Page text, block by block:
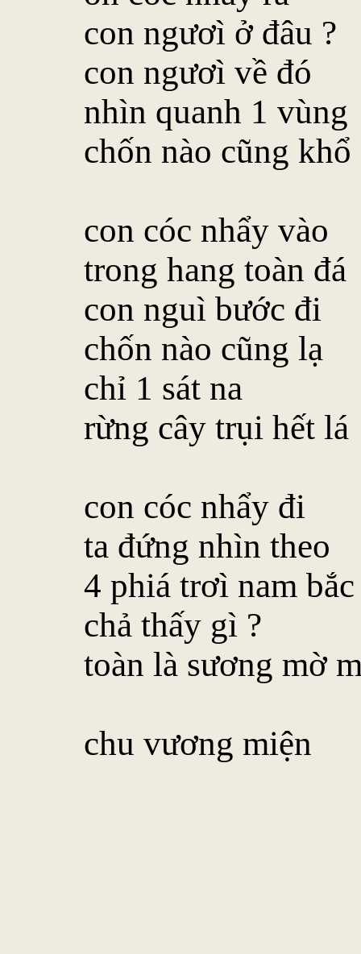
con ngươì ở đâu ?
con ngươì về đó
nhìn quanh 1 vùng
chốn nào cũng khổ
con cóc nhẩy vào
trong hang toàn đá
con nguì bước đi
chốn nào cũng lạ
chỉ 1 sát na
rừng cây trụi hết lá
con cóc nhẩy đi
ta đứng nhìn theo
4 phiá trơì nam bắc
chả thấy gì ?
toàn là sương mờ
chu vương miện